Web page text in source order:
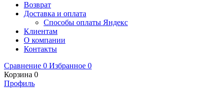
Возврат
Доставка и оплата
Способы оплаты Яндекс
Клиентам
О компании
Контакты
Сравнение 0 Избранное 0
Корзина 0
Профиль